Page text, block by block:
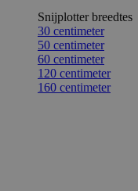
Snijplotter breedtes
30 centimeter
50 centimeter
60 centimeter
120 centimeter
160 centimeter